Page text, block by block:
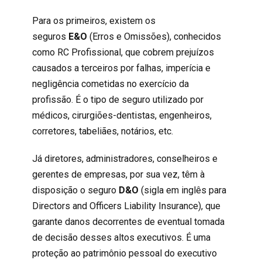
Para os primeiros, existem os
seguros E&O (Erros e Omissões), conhecidos
como RC Profissional , que cobrem prejuízos
causados a terceiros por falhas, imperícia e
negligência cometidas no exercício da
profissão. É o tipo de seguro utilizado por
médicos, cirurgiões-dentistas, engenheiros,
corretores, tabeliães, notários, etc.
Já diretores, administradores, conselheiros e
gerentes de empresas, por sua vez, têm à
disposição o seguro D&O (sigla em inglês para
Directors and Officers Liability Insurance), que
garante danos decorrentes de eventual tomada
de decisão desses altos executivos. É uma
proteção ao patrimônio pessoal do executivo